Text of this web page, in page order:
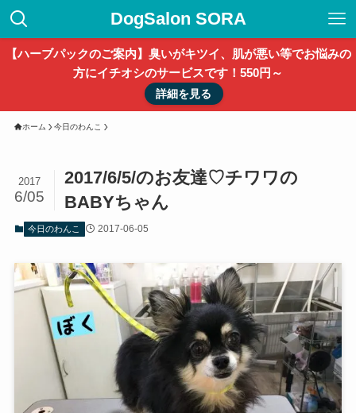
DogSalon SORA
【ハーブパックのご案内】臭いがキツイ、肌が悪い等でお悩みの
方にイチオシのサービスです！550円～
詳細を見る
ホーム 今日のわんこ
2017/6/5/のお友達♡チワワの
BABYちゃん
2017
6/05
今日のわんこ 2017-06-05